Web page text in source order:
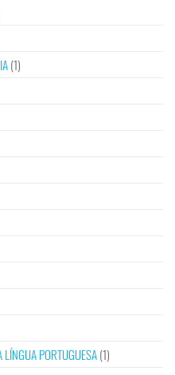
(1)
LÍNGUA PORTUGUESA(1)